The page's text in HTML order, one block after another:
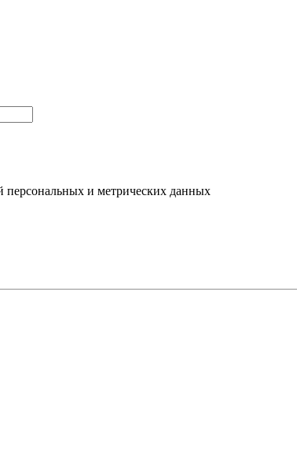
персональных и метрических данных